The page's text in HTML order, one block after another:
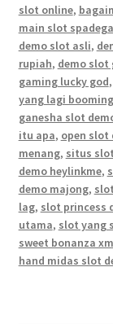
slot online,
main slot
demo slot asli,
rupiah, demo slot
gaming lucky god,
yang lagi booming
ganesha slot
itu apa, open slot
menang, situs
demo heylinkme,
demo majong,
lag, slot princess
utama, slot yang
sweet bonanza
hand midas slot